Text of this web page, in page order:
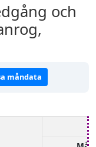
och
måndata